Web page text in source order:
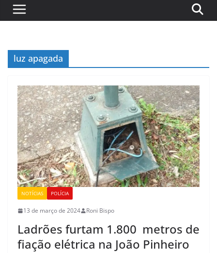
luz apagada
NOTÍCIAS POLÍCIA
13 de março de 2024 Roni Bispo
Ladrões furtam 1.800 metros de
fiação elétrica na João Pinheiro